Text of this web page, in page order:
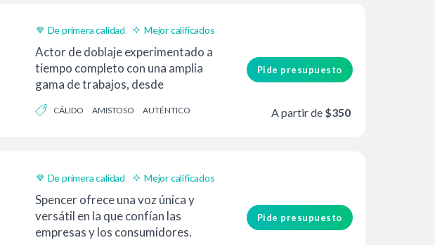
De primera calidad Mejor calificados
Actor de doblaje experimentado a
tiempo completo con una amplia
gama de trabajos, desde
personajes. Licenciado en escritura
CÁLIDO AMISTOSO AUTÉNTICO
Pide presupuesto
A partir de $350
De primera calidad Mejor calificados
Spencer ofrece una voz única y
versátil en la que confían las
empresas y los consumidores.
Pide presupuesto